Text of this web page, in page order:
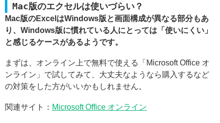
Mac版のエクセルは使いづらい？
Mac版のExcelはWindows版と画面構成が異なる部分もあ
り、Windows版に慣れている人にとっては「使いにくい」
と感じるケースがあるようです。
まずは、オンライン上で無料で使える「Microsoft Office オ
ンライン」で試してみて、大丈夫なようなら購入するなど
の対策をした方がいいかもしれません。
関連サイト： Microsoft Office オンライン